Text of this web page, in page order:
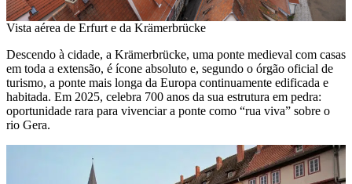
Vista aérea de Erfurt e da Krämerbrücke
Descendo à cidade, a Krämerbrücke, uma ponte medieval com casas
em toda a extensão, é ícone absoluto e, segundo o órgão oficial de
turismo, a ponte mais longa da Europa continuamente edificada e
habitada. Em 2025, celebra 700 anos da sua estrutura em pedra:
oportunidade rara para vivenciar a ponte como “rua viva” sobre o
rio Gera.